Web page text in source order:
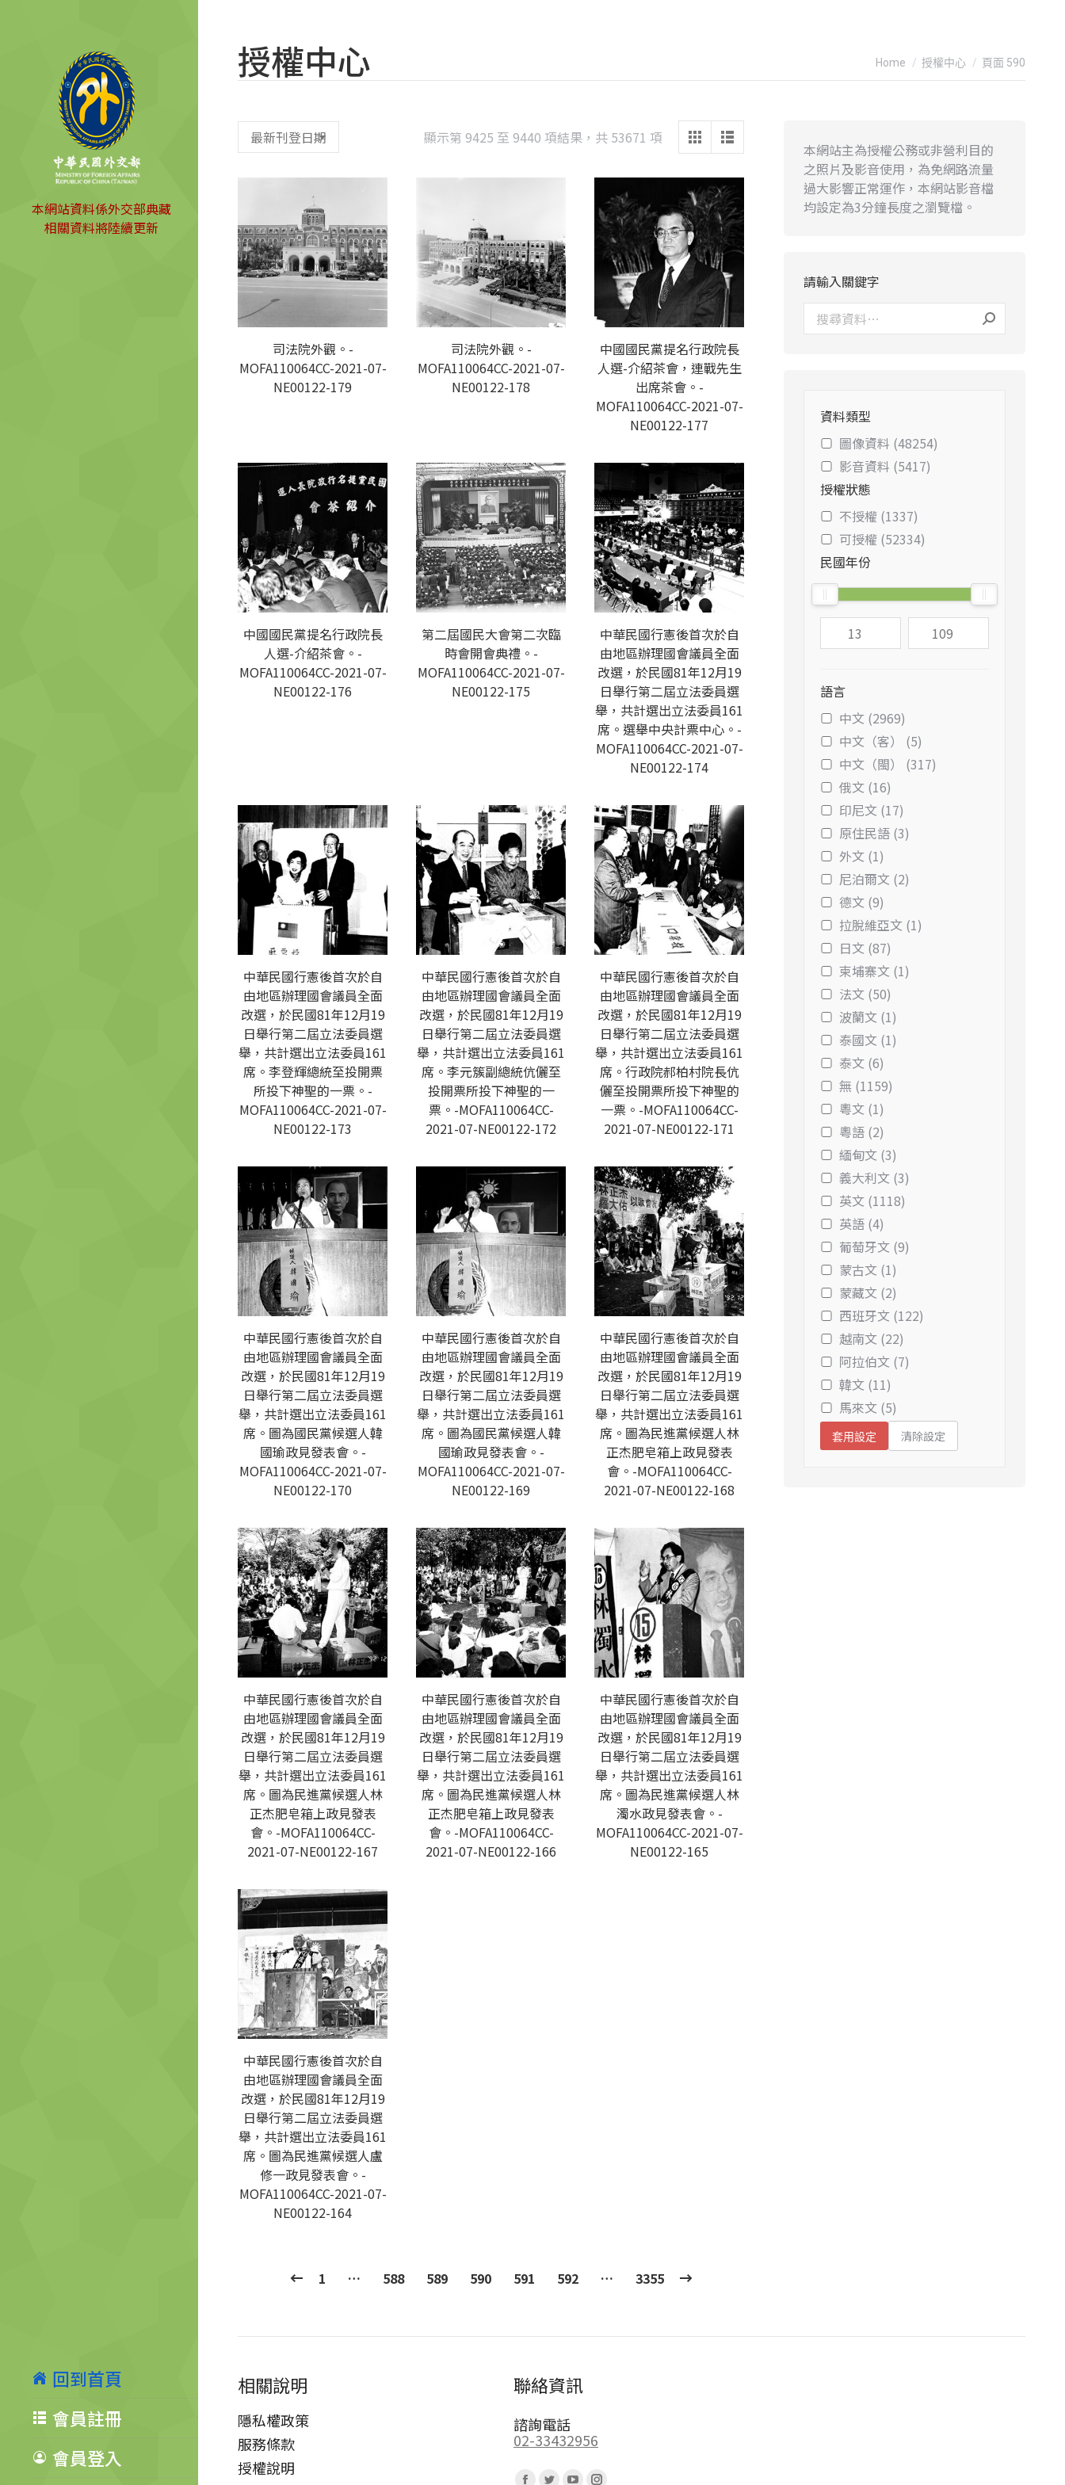
本網站資料係外交部典藏
相關資料將陸續更新
回到首頁
會員註冊
會員登入
授權中心 You are here:
Home 授權中心 頁面 590
顯示第 9425 至 9440 項結果，共 53671 項 Sorted
latest
司法院外觀。-
MOFA110064CC-2021-07-
NE00122-179
司法院外觀。-
MOFA110064CC-2021-07-
NE00122-178
中國國民黨提名行政院長
人選-介紹茶會，連戰先生
出席茶會。-
MOFA110064CC-2021-07-
NE00122-177
中國國民黨提名行政院長
人選-介紹茶會。-
MOFA110064CC-2021-07-
NE00122-176
第二屆國民大會第二次臨
時會開會典禮。-
MOFA110064CC-2021-07-
NE00122-175
中華民國行憲後首次於自
由地區辦理國會議員全面
改選，於民國81年12月19
日舉行第二屆立法委員選
舉，共計選出立法委員161
席。選舉中央計票中心。-
MOFA110064CC-2021-07-
NE00122-174
中華民國行憲後首次於自
由地區辦理國會議員全面
改選，於民國81年12月19
日舉行第二屆立法委員選
舉，共計選出立法委員161
席。李登輝總統至投開票
所投下神聖的一票。-
MOFA110064CC-2021-07-
NE00122-173
中華民國行憲後首次於自
由地區辦理國會議員全面
改選，於民國81年12月19
日舉行第二屆立法委員選
舉，共計選出立法委員161
席。李元簇副總統伉儷至
投開票所投下神聖的一
票。-MOFA110064CC-
2021-07-NE00122-172
中華民國行憲後首次於自
由地區辦理國會議員全面
改選，於民國81年12月19
日舉行第二屆立法委員選
舉，共計選出立法委員161
席。行政院郝柏村院長伉
儷至投開票所投下神聖的
一票。-MOFA110064CC-
2021-07-NE00122-171
中華民國行憲後首次於自
由地區辦理國會議員全面
改選，於民國81年12月19
日舉行第二屆立法委員選
舉，共計選出立法委員161
席。圖為國民黨候選人韓
國瑜政見發表會。-
MOFA110064CC-2021-07-
NE00122-170
中華民國行憲後首次於自
由地區辦理國會議員全面
改選，於民國81年12月19
日舉行第二屆立法委員選
舉，共計選出立法委員161
席。圖為國民黨候選人韓
國瑜政見發表會。-
MOFA110064CC-2021-07-
NE00122-169
中華民國行憲後首次於自
由地區辦理國會議員全面
改選，於民國81年12月19
日舉行第二屆立法委員選
舉，共計選出立法委員161
席。圖為民進黨候選人林
正杰肥皂箱上政見發表
會。-MOFA110064CC-
2021-07-NE00122-168
中華民國行憲後首次於自
由地區辦理國會議員全面
改選，於民國81年12月19
日舉行第二屆立法委員選
舉，共計選出立法委員161
席。圖為民進黨候選人林
正杰肥皂箱上政見發表
會。-MOFA110064CC-
2021-07-NE00122-167
中華民國行憲後首次於自
由地區辦理國會議員全面
改選，於民國81年12月19
日舉行第二屆立法委員選
舉，共計選出立法委員161
席。圖為民進黨候選人林
正杰肥皂箱上政見發表
會。-MOFA110064CC-
2021-07-NE00122-166
中華民國行憲後首次於自
由地區辦理國會議員全面
改選，於民國81年12月19
日舉行第二屆立法委員選
舉，共計選出立法委員161
席。圖為民進黨候選人林
濁水政見發表會。-
MOFA110064CC-2021-07-
NE00122-165
中華民國行憲後首次於自
由地區辦理國會議員全面
改選，於民國81年12月19
日舉行第二屆立法委員選
舉，共計選出立法委員161
席。圖為民進黨候選人盧
修一政見發表會。-
MOFA110064CC-2021-07-
NE00122-164
1 … 588 589 590 591 592 … 3355
本網站主為授權公務或非營利目的
之照片及影音使用，為免網路流量
過大影響正常運作，本網站影音檔
均設定為3分鐘長度之瀏覽檔。
請輸入關鍵字
資料類型
圖像資料 (48254)
影音資料 (5417)
授權狀態
不授權 (1337)
可授權 (52334)
民國年份
語言
中文 (2969)
中文（客） (5)
中文（閩） (317)
俄文 (16)
印尼文 (17)
原住民語 (3)
外文 (1)
尼泊爾文 (2)
德文 (9)
拉脫維亞文 (1)
日文 (87)
柬埔寨文 (1)
法文 (50)
波蘭文 (1)
泰國文 (1)
泰文 (6)
無 (1159)
粵文 (1)
粵語 (2)
緬甸文 (3)
義大利文 (3)
英文 (1118)
英語 (4)
葡萄牙文 (9)
蒙古文 (1)
蒙藏文 (2)
西班牙文 (122)
越南文 (22)
阿拉伯文 (7)
韓文 (11)
馬來文 (5)
套用設定 清除設定
相關說明
隱私權政策
服務條款
授權說明
聯絡資訊
諮詢電話
02-33432956